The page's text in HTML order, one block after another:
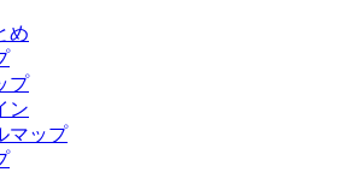
め
プ
ン
マップ